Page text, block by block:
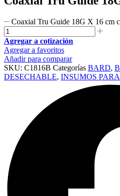
Coaxial Tru Guide 18G X 16 cm
Agregar a cotización
Agregar a favoritos
Añadir para comparar
SKU: C1816B Categorías BARD,
DESECHABLE, INSUMOS